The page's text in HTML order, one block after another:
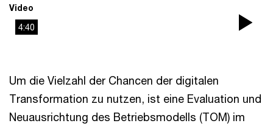
Video
4:40
Um die Vielzahl der Chancen der digitalen
Transformation zu nutzen, ist eine Evaluation und
Neuausrichtung des Betriebsmodells (TOM) im